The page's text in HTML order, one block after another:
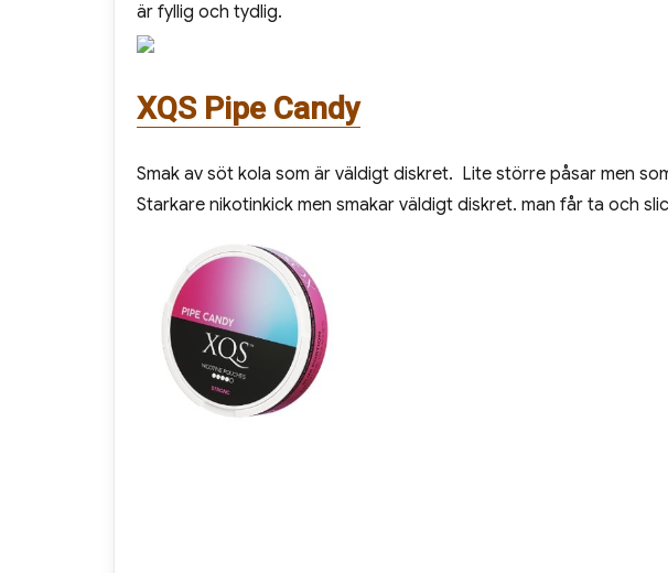
är fyllig och tydlig.
XQS Pipe Candy
Smak av söt kola som är väldigt diskret. Lite större påsar men
Starkare nikotinkick men smakar väldigt diskret. man får ta och